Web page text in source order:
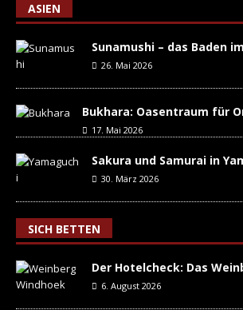
ASIEN
Sunamushi – das Baden
26. Mai 2026
Bukhara: Oasentraum für
17. Mai 2026
Sakura und Samurai in
30. März 2026
SICH BETTEN
Der Hotelcheck: Das
6. August 2026